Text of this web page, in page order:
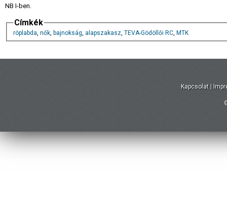
NB I-ben.
Címkék
röplabda, nők, bajnokság, alapszakasz, TEVA-Gödöllői RC, MTK
Kapcsolat |